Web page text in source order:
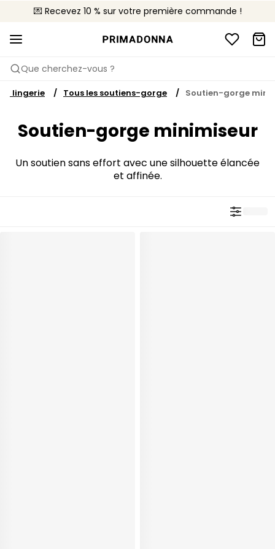
💌 Recevez 10 % sur votre première commande !
🚚 Livraison gratuite à partir de 90€
📦 Retours gratuits
Que cherchez-vous ?
la lingerie Tous les soutiens-gorge Soutien-gorge
Soutien-gorge minimiseur
Un soutien sans effort avec une silhouette élancée
et affinée.